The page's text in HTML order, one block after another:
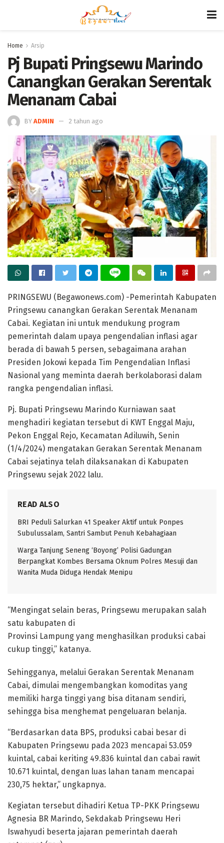
Home Arsip
Pj Bupati Pringsewu Marindo
Canangkan Gerakan Serentak
Menanam Cabai
BY ADMIN 2 tahun ago
PRINGSEWU (Begawonews.com) -Pemerintah Kabupaten
Pringsewu canangkan Gerakan Serentak Menanam
Cabai. Kegiatan ini untuk mendukung program
pemerintah dalam upaya pengendalian inflasi agar
berada di bawah 5 persen, sebagaimana arahan
Presiden Jokowi kepada Tim Pengendalian Inflasi
Nasional yang meminta daerah berkolaborasi dalam
rangka pengendalian inflasi.
Pj. Bupati Pringsewu Marindo Kurniawan saat
menghadiri kegiatan tersebut di KWT Enggal Maju,
Pekon Enggal Rejo, Kecamatan Adiluwih, Senin
(1/4/2024) mengatakan Gerakan Serentak Menanam
Cabai sejatinya telah dilaksanakan di Kabupaten
Pringsewu sejak 2022 lalu.
READ ALSO
BRI Peduli Salurkan 41 Speaker Aktif untuk Ponpes
Subulussalam, Santri Sambut Penuh Kebahagiaan
Warga Tanjung Seneng ‘Boyong’ Polisi Gadungan
Berpangkat Kombes Bersama Oknum Polres Mesuji dan
Wanita Muda Diduga Hendak Menipu
“Mengingat selain beras, Pringsewu merupakan salah
satu kabupaten di
Provinsi Lampung yang menghasilkan produksi cabai
cukup tinggi,” katanya.
Sehingganya, melalui Gerakan Serentak Menanam
Cabai, dimulai mengembangkan komoditas yang
memiliki harga tinggi yang bisa ditanam sendiri,
sehingga bisa menghemat pengeluaran belanja.
“Berdasarkan data BPS, produksi cabai besar di
Kabupaten Pringsewu pada 2023 mencapai 53.059
kuintal, cabai keriting 49.836 kuintal dan cabai rawit
10.671 kuintal, dengan luas lahan tanam mencapai
230,75 hektar,” ungkapnya.
Kegiatan tersebut dihadiri Ketua TP-PKK Pringsewu
Agnesia BR Marindo, Sekdakab Pringsewu Heri
Iswahyudi beserta jajaran pemerintah daerah